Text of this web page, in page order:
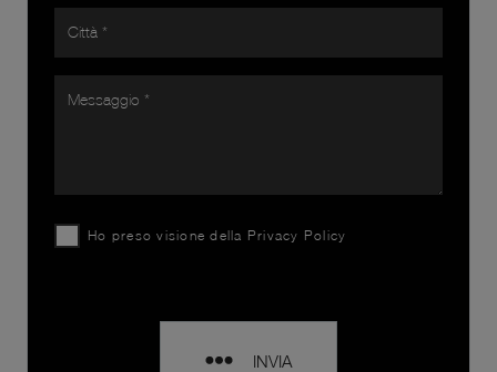
Ho preso visione della Privacy Policy
INVIA